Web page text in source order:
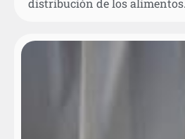
distribución de los alimentos.